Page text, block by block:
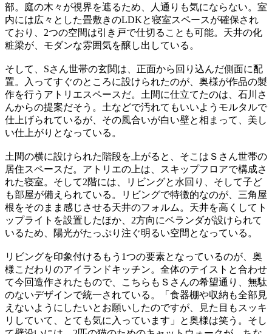
部。庭の木々が視界を遮るため、人通りも気にならない。室
内には広々とした畳敷きのLDKと寝室スペースが確保され
ており、2つの空間は引き戸で仕切ることも可能。天井の化
粧梁が、モダンな雰囲気を醸し出している。
そして、Sさん世帯の玄関は、正面から回り込んだ側面に配
置。入ってすぐのところに設けられたのが、奥様が作品の製
作を行うアトリエスペースだ。土間に仕立てたのは、石川さ
んからの提案だそう。土などで汚れてもいいようモルタルで
仕上げられているが、その風合いが白い壁と相まって、美し
い仕上がりとなっている。
土間の横に設けられた階段を上がると、そこはＳさん世帯の
居住スペースだ。アトリエの上は、スキップフロアで構成さ
れた寝室。そして2階には、リビングと水回り、そして子ど
も部屋が備えられている。リビングで特徴的なのが、三角屋
根をそのまま感じさせる天井のフォルム。天井を高くしてト
ップライトを設置したほか、2方向にベランダが設けられて
いるため、陽光がたっぷり注ぐ明るい空間となっている。
リビングを印象付けるもう1つの要素となっているのが、奥
様こだわりのアイランドキッチン。全体のテイストと合わせ
て今回造作されたもので、こちらもＳさんの希望通り、無駄
のないデザインで統一されている。「食器棚や収納も全部見
えないようにしたいとお願いしたのですが、見た目もスッキ
リしていて、とても気に入っています」と奥様は笑う。そし